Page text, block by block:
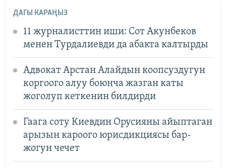
ДАГЫ КАРАҢЫЗ
11 журналисттин иши: Сот Акунбеков
менен Турдалиевди да абакта калтырды
Адвокат Арстан Алайдын коопсуздугун
коргоого алуу боюнча жазган каты
жоголуп кеткенин билдирди
Гаага соту Киевдин Орусияны айыптаган
арызын кароого юрисдикциясы бар-
жогун чечет